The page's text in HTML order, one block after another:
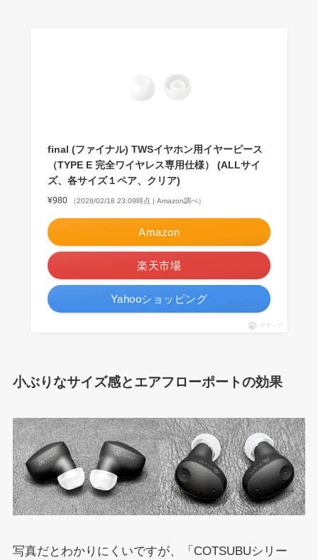
final (ファイナル) TWSイヤホン用イヤーピース
（TYPE E 完全ワイヤレス専用仕様） (ALLサイ
ズ、各サイズ１ペア、クリア)
¥980 （2026/02/18 23:09時点 | Amazon調べ）
Amazon
楽天市場
Yahooショッピング
ポチップ
小ぶりなサイズ感とエアフローポートの効果
写真だとわかりにくいですが、「COTSUBUシリー